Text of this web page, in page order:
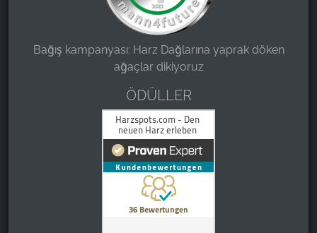
Bağış kampanyası: Harz Dağlarına yaprak döken
ağaçlar dikiyoruz
ÖDÜLLER